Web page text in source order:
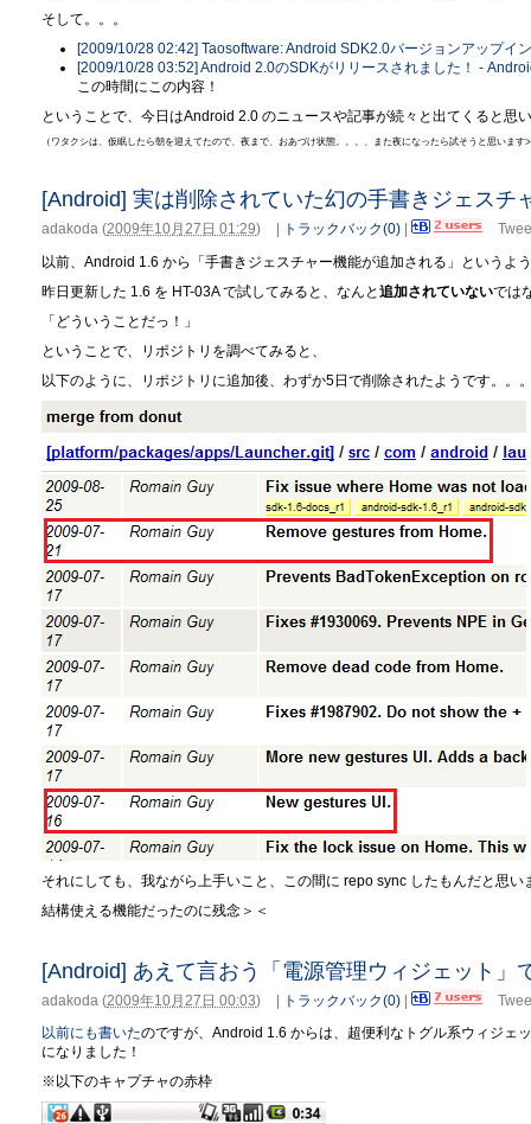
そして。。。
[2009/10/28 02:42] Taosoftware: Android SDK2.0バージョンアップイ
[2009/10/28 03:52] Android 2.0のSDKがリリースされました！ -
この時間にこの内容！
ということで、今日はAndroid 2.0 のニュースや記事が続々と出てくると思
（ワタクシは、仮眠したら朝を迎えてたので、夜まで、おあづけ状態。。。、また夜になったら試そうと思います
[Android] 実は削除されていた幻の手書きジェスチ
adakoda (2009年10月27日 01:29) トラックバック(0)
以前、Android 1.6 から「手書きジェスチャー機能が追加される」というよ
昨日更新した 1.6 を HT-03A で試してみると、なんと追加されていないでは
「どういうことだっ！」
ということで、リポジトリを調べてみると、
以下のように、リポジトリに追加後、わずか5日で削除されたようです。。
それにしても、我ながら上手いこと、この間に repo sync したもんだと思い
結構使える機能だったのに残念＞＜
[Android] あえて言おう「電源管理ウィジェット」
adakoda (2009年10月27日 00:03) | トラックバック(0) |
以前にも書いたのですが、Android 1.6 からは、超便利なトグル系ウィジェ
になりました！
※以下のキャプチャの赤枠